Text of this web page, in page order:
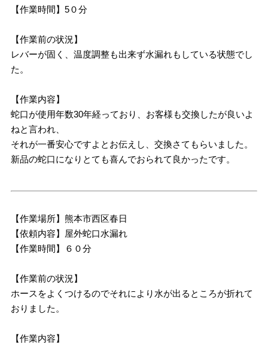
【作業時間】5０分
【作業前の状況】
レバーが固く、温度調整も出来ず水漏れもしている状態でし
た。
【作業内容】
蛇口が使用年数30年経っており、お客様も交換したが良いよ
ねと言われ、
それが一番安心ですよとお伝えし、交換さてもらいました。
新品の蛇口になりとても喜んでおられて良かったです。
【作業場所】熊本市西区春日
【依頼内容】屋外蛇口水漏れ
【作業時間】６０分
【作業前の状況】
ホースをよくつけるのでそれにより水が出るところが折れて
おりました。
【作業内容】